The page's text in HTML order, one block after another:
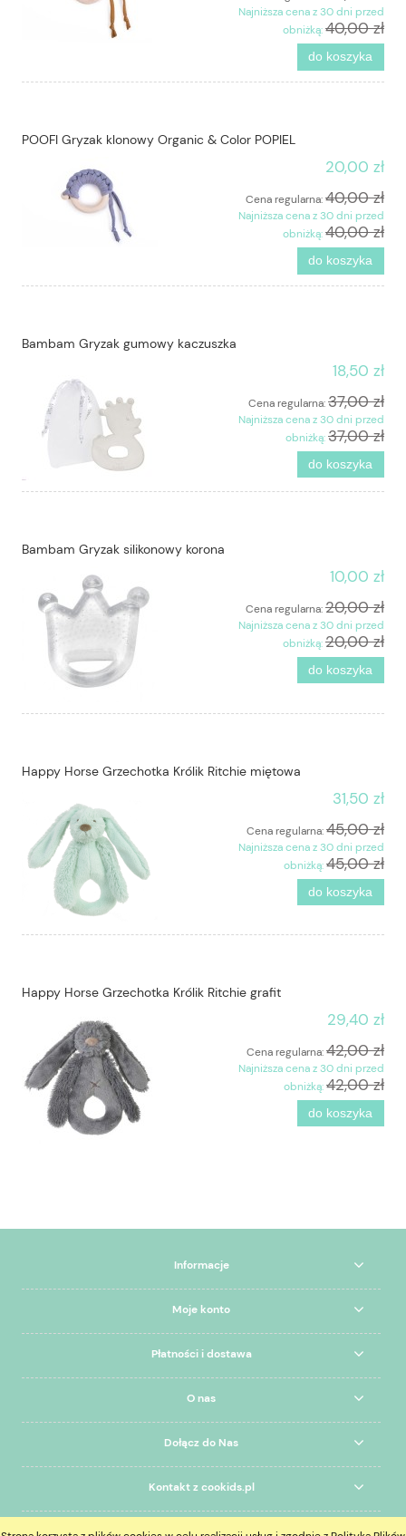
Najniższa cena z 30 dni przed
obniżką:40,00 zł
do koszyka
POOFI Gryzak klonowy Organic & Color POPIEL
20,00 zł
Cena regularna:40,00 zł
Najniższa cena z 30 dni przed
obniżką:40,00 zł
do koszyka
Bambam Gryzak gumowy kaczuszka
18,50 zł
Cena regularna:37,00 zł
Najniższa cena z 30 dni przed
obniżką:37,00 zł
do koszyka
Bambam Gryzak silikonowy korona
10,00 zł
Cena regularna:20,00 zł
Najniższa cena z 30 dni przed
obniżką:20,00 zł
do koszyka
Happy Horse Grzechotka Królik Ritchie miętowa
31,50 zł
Cena regularna:45,00 zł
Najniższa cena z 30 dni przed
obniżką:45,00 zł
do koszyka
Happy Horse Grzechotka Królik Ritchie grafit
29,40 zł
Cena regularna:42,00 zł
Najniższa cena z 30 dni przed
obniżką:42,00 zł
do koszyka
Informacje
Moje konto
Płatności i dostawa
O nas
Dołącz do Nas
Kontakt z cookids.pl